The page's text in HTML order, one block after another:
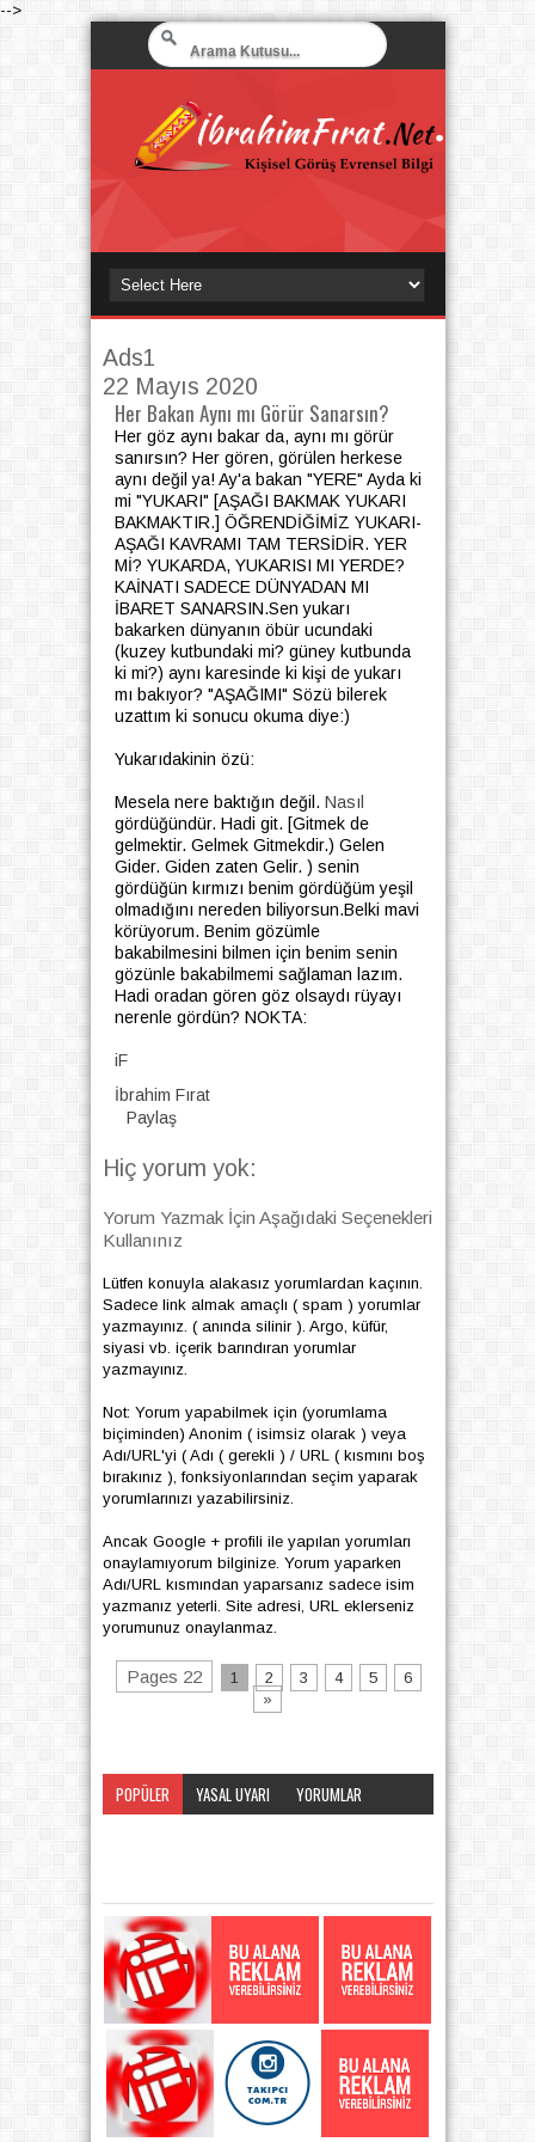
-->
Ads1
22 Mayıs 2020
Her Bakan Aynı mı Görür Sanarsın?
Her göz aynı bakar da, aynı mı görür
sanırsın? Her gören, görülen herkese
aynı değil ya! Ay'a bakan "YERE" Ayda ki
mi "YUKARI" [AŞAĞI BAKMAK YUKARI
BAKMAKTIR.] ÖĞRENDİĞİMİZ YUKARI-
AŞAĞI KAVRAMI TAM TERSİDİR. YER
Mİ? YUKARDA, YUKARISI MI YERDE?
KAİNATI SADECE DÜNYADAN MI
İBARET SANARSIN.Sen yukarı
bakarken dünyanın öbür ucundaki
(kuzey kutbundaki mi? güney kutbunda
ki mi?) aynı karesinde ki kişi de yukarı
mı bakıyor? "AŞAĞIMI" Sözü bilerek
uzattım ki sonucu okuma diye:)
Yukarıdakinin özü:
Mesela nere baktığın değil. Nasıl
gördüğündür. Hadi git. [Gitmek de
gelmektir. Gelmek Gitmekdir.) Gelen
Gider. Giden zaten Gelir. ) senin
gördüğün kırmızı benim gördüğüm yeşil
olmadığını nereden biliyorsun.Belki mavi
körüyorum. Benim gözümle
bakabilmesini bilmen için benim senin
gözünle bakabilmemi sağlaman lazım.
Hadi oradan gören göz olsaydı rüyayı
nerenle gördün? NOKTA:
iF
İbrahim Fırat
Paylaş
Hiç yorum yok:
Yorum Yazmak İçin Aşağıdaki Seçenekleri
Kullanınız
Lütfen konuyla alakasız yorumlardan kaçının.
Sadece link almak amaçlı ( spam ) yorumlar
yazmayınız. ( anında silinir ). Argo, küfür,
siyasi vb. içerik barındıran yorumlar
yazmayınız.
Not: Yorum yapabilmek için (yorumlama
biçiminden) Anonim ( isimsiz olarak ) veya
Adı/URL'yi ( Adı ( gerekli ) / URL ( kısmını boş
bırakınız ), fonksiyonlarından seçim yaparak
yorumlarınızı yazabilirsiniz.
Ancak Google + profili ile yapılan yorumları
onaylamıyorum bilginize. Yorum yaparken
Adı/URL kısmından yaparsanız sadece isim
yazmanız yeterli. Site adresi, URL eklerseniz
yorumunuz onaylanmaz.
Pages 22 1 2 3 4 5
6
»
POPÜLER YASAL UYARI
YORUMLAR